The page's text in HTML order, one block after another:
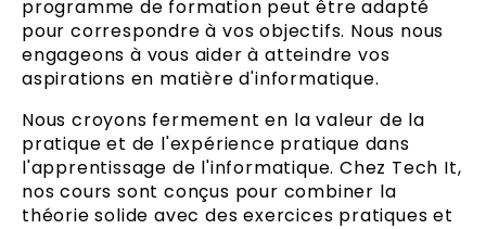
programme de formation peut être adapté
pour correspondre à vos objectifs. Nous nous
engageons à vous aider à atteindre vos
aspirations en matière d'informatique.
Nous croyons fermement en la valeur de la
pratique et de l'expérience pratique dans
l'apprentissage de l'informatique. Chez Tech It,
nos cours sont conçus pour combiner la
théorie solide avec des exercices pratiques et